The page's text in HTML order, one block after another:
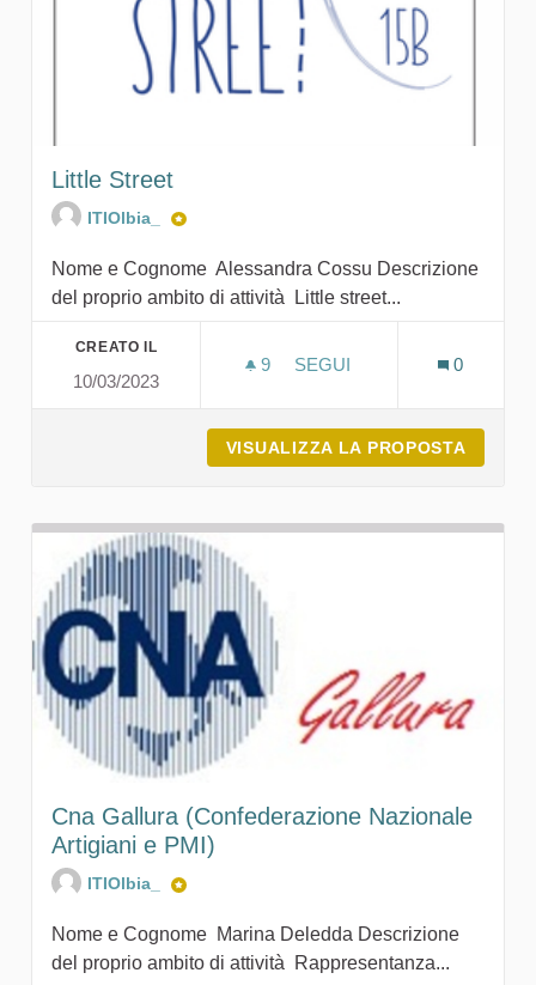
Little Street
ITIOlbia_
Nome e Cognome Alessandra Cossu Descrizione
del proprio ambito di attività Little street...
CREATO IL
10/03/2023
9 9 SOSTENITORI
SEGUI
0
VISUALIZZA LA PROPOSTA
Cna Gallura (Confederazione Nazionale
Artigiani e PMI)
ITIOlbia_
Nome e Cognome Marina Deledda Descrizione
del proprio ambito di attività Rappresentanza...